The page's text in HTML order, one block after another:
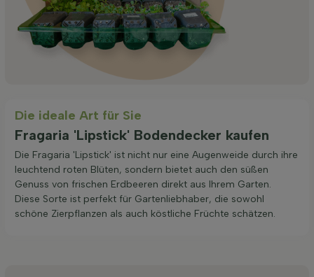
Die ideale Art für Sie
Fragaria 'Lipstick' Bodendecker kaufen
Die Fragaria 'Lipstick' ist nicht nur eine Augenweide durch ihre
leuchtend roten Blüten, sondern bietet auch den süßen
Genuss von frischen Erdbeeren direkt aus Ihrem Garten.
Diese Sorte ist perfekt für Gartenliebhaber, die sowohl
schöne Zierpflanzen als auch köstliche Früchte schätzen.